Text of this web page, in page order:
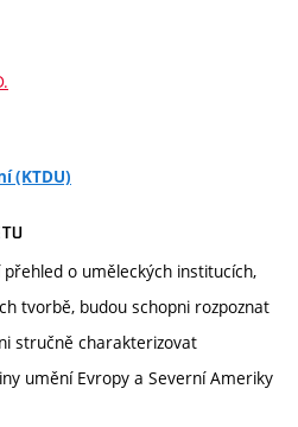
(KTDU)
o uměleckých institucích,
tvorbě, budou schopni rozpoznat
stručně charakterizovat
umění Evropy a Severní Ameriky